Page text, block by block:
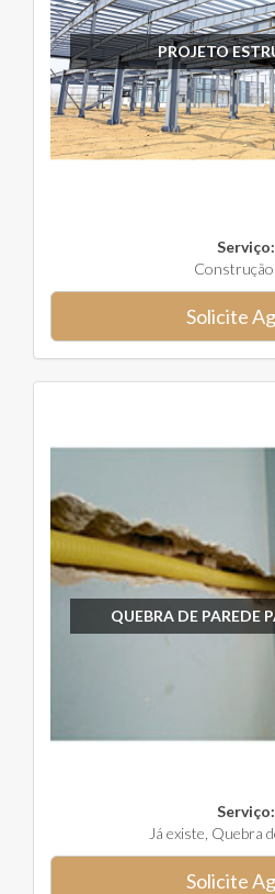
PROJETO
Serviço:
Solicite
QUEBRA DE PAREDE
Serviço:
Já existe, Quebra
Solicite